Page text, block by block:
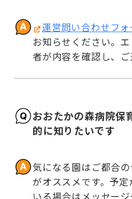
運営問い合わせフォ
お知らせください。
者が内容を確認し、ご
おおたかの森病院保
的に知りたいです
気になる園はご都合
がオススメです。予